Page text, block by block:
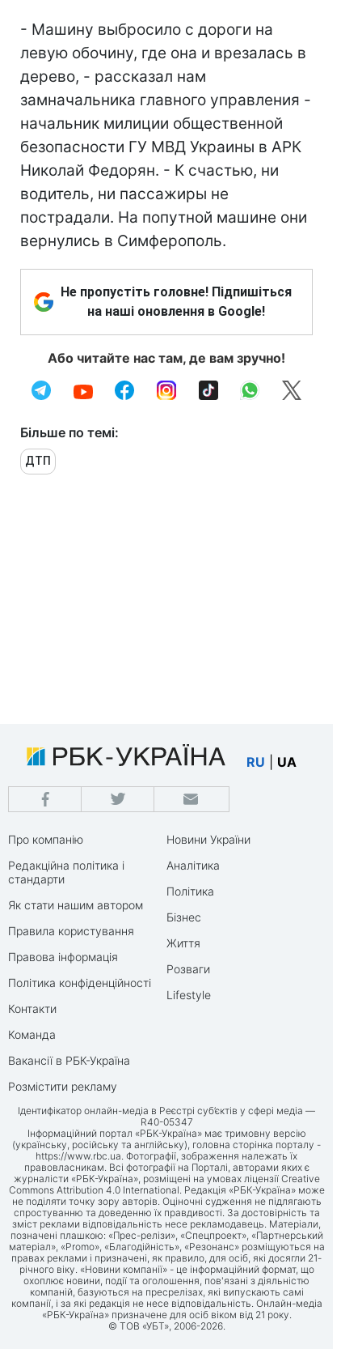
- Машину выбросило с дороги на
левую обочину, где она и врезалась в
дерево, - рассказал нам
замначальника главного управления -
начальник милиции общественной
безопасности ГУ МВД Украины в АРК
Николай Федорян. - К счастью, ни
водитель, ни пассажиры не
пострадали. На попутной машине они
вернулись в Симферополь.
Не пропустіть головне! Підпишіться
на наші оновлення в Google!
Або читайте нас там, де вам зручно!
Більше по темі:
ДТП
RU UA
Про компанію
Редакційна політика і
стандарти
Як стати нашим автором
Правила користування
Правова інформація
Політика конфіденційності
Контакти
Команда
Вакансії в РБК-Україна
Розмістити рекламу
Новини України
Аналітика
Політика
Бізнес
Життя
Розваги
Lifestyle
Ідентифікатор онлайн-медіа в Реєстрі суб’єктів у сфері медіа —
R40-05347
Інформаційний портал «РБК-Україна» має тримовну версію
(українську, російську та англійську), головна сторінка порталу -
https://www.rbc.ua. Фотографії, зображення належать їх
правовласникам. Всі фотографії на Порталі, авторами яких є
журналісти «РБК-Україна», розміщені на умовах ліцензії Creative
Commons Attribution 4.0 International. Редакція «РБК-Україна» може
не поділяти точку зору авторів. Оціночні судження не підлягають
спростуванню та доведенню їх правдивості. За достовірність та
зміст реклами відповідальність несе рекламодавець. Матеріали,
позначені плашкою: «Прес-релізи», «Спецпроект», «Партнерський
матеріал», «Promo», «Благодійність», «Резонанс» розміщуються на
правах реклами і призначені, як правило, для осіб, які досягли 21-
річного віку. «Новини компанії» - це інформаційний формат, що
охоплює новини, події та оголошення, пов'язані з діяльністю
компаній, базуються на пресрелізах, які випускають самі
компанії, і за які редакція не несе відповідальність. Онлайн-медіа
«РБК-Україна» призначене для осіб віком від 21 року.
© ТОВ «УБТ», 2006-2026.